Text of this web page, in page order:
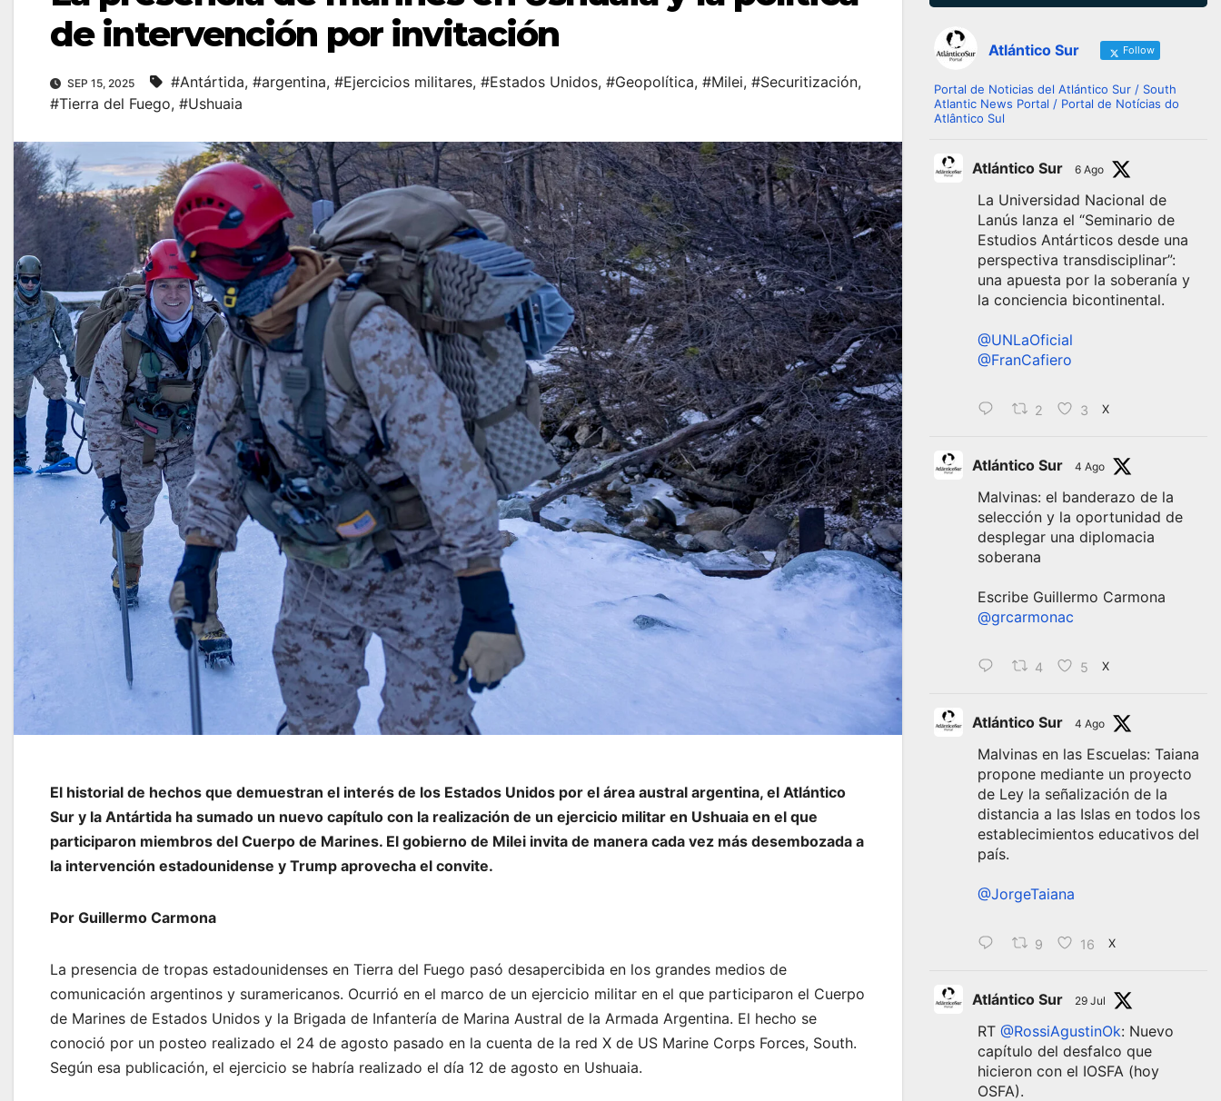
de intervención por invitación
SEP 15, 2025 #Antártida, #argentina, #Ejercicios militares, #Estados Unidos, #Geopolítica, #Milei, #Securitización,
#Tierra del Fuego, #Ushuaia
El historial de hechos que demuestran el interés de los Estados Unidos por el área austral argentina, el Atlántico
Sur y la Antártida ha sumado un nuevo capítulo con la realización de un ejercicio militar en Ushuaia en el que
participaron miembros del Cuerpo de Marines. El gobierno de Milei invita de manera cada vez más desembozada a
la intervención estadounidense y Trump aprovecha el convite.
Por Guillermo Carmona
La presencia de tropas estadounidenses en Tierra del Fuego pasó desapercibida en los grandes medios de
comunicación argentinos y suramericanos. Ocurrió en el marco de un ejercicio militar en el que participaron el Cuerpo
de Marines de Estados Unidos y la Brigada de Infantería de Marina Austral de la Armada Argentina. El hecho se
conoció por un posteo realizado el 24 de agosto pasado en la cuenta de la red X de US Marine Corps Forces, South.
Según esa publicación, el ejercicio se habría realizado el día 12 de agosto en Ushuaia.
Atlántico Sur Follow
Portal de Noticias del Atlántico Sur / South
Atlantic News Portal / Portal de Notícias do
Atlântico Sul
Atlántico Sur 6 Ago
La Universidad Nacional de
Lanús lanza el “Seminario de
Estudios Antárticos desde una
perspectiva transdisciplinar”:
una apuesta por la soberanía y
la conciencia bicontinental.
@UNLaOficial
@FranCafiero
2 3 X
Atlántico Sur 4 Ago
Malvinas: el banderazo de la
selección y la oportunidad de
desplegar una diplomacia
soberana
Escribe Guillermo Carmona
@grcarmonac
4 5 X
Atlántico Sur 4 Ago
Malvinas en las Escuelas: Taiana
propone mediante un proyecto
de Ley la señalización de la
distancia a las Islas en todos los
establecimientos educativos del
país.
@JorgeTaiana
9 16 X
Atlántico Sur 29 Jul
RT @RossiAgustinOk: Nuevo
capítulo del desfalco que
hicieron con el IOSFA (hoy
OSFA).